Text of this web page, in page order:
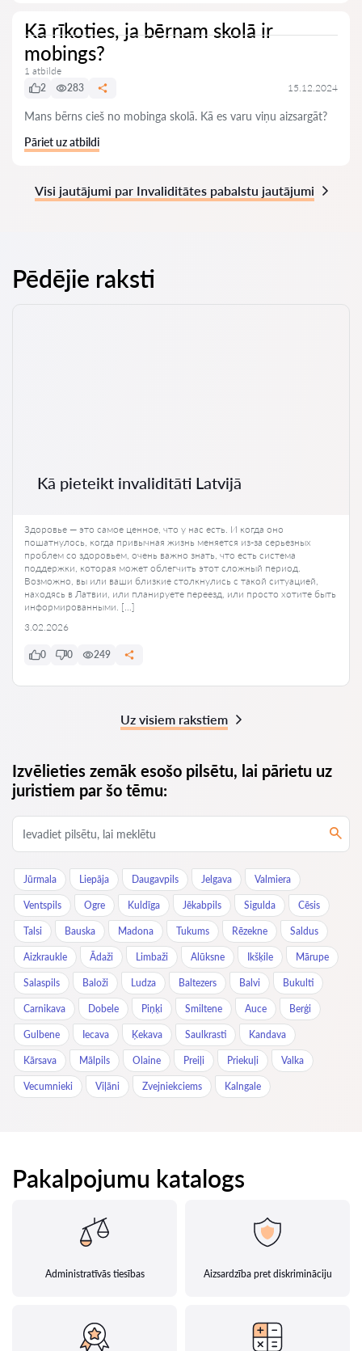
Kā rīkoties, ja bērnam skolā ir
mobings?
1 atbilde
2
283 15.12.2024
Mans bērns cieš no mobinga skolā. Kā es varu viņu aizsargāt?
Pāriet uz atbildi
Visi jautājumi par Invaliditātes pabalstu jautājumi
Pēdējie raksti
Kā pieteikt invaliditāti Latvijā
Здоровье — это самое ценное, что у нас есть. И когда оно
пошатнулось, когда привычная жизнь меняется из-за серьезных
проблем со здоровьем, очень важно знать, что есть система
поддержки, которая может облегчить этот сложный период.
Возможно, вы или ваши близкие столкнулись с такой ситуацией,
находясь в Латвии, или планируете переезд, или просто хотите быть
информированными. […]
3.02.2026
0 0 249
Uz visiem rakstiem
Izvēlieties zemāk esošo pilsētu, lai pārietu uz
juristiem par šo tēmu:
Jūrmala Liepāja Daugavpils Jelgava Valmiera
Ventspils Ogre Kuldīga Jēkabpils Sigulda Cēsis
Talsi Bauska Madona Tukums Rēzekne Saldus
Aizkraukle Ādaži Limbaži Alūksne Ikšķile Mārupe
Salaspils Baloži Ludza Baltezers Balvi Bukulti
Carnikava Dobele Piņķi Smiltene Auce Berģi
Gulbene Iecava Ķekava Saulkrasti Kandava
Kārsava Mālpils Olaine Preiļi Priekuļi Valka
Vecumnieki Viļāni Zvejniekciems Kalngale
Pakalpojumu katalogs
Administratīvās tiesības Aizsardzība pret diskrimināciju